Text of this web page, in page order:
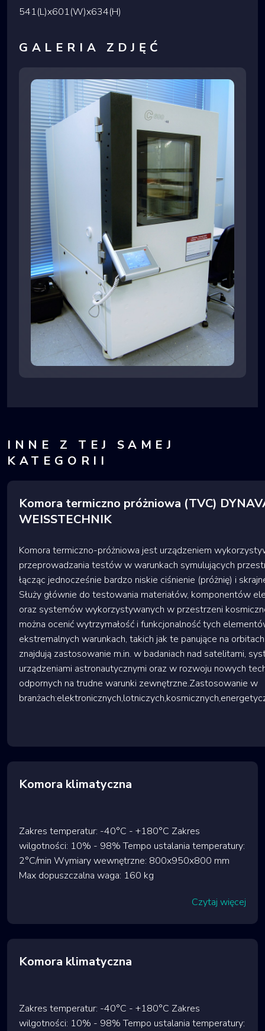
541(L)x601(W)x634(H)
GALERIA ZDJĘĆ
INNE Z TEJ SAMEJ
KATEGORII
Komora termiczno próżniowa (TVC)
WEISSTECHNIK
Komora termiczno-próżniowa jest urządzeniem
przeprowadzania testów w warunkach symulujących
łącząc jednocześnie bardzo niskie ciśnienie (próżnię) i
Służy głównie do testowania materiałów, komponentów
oraz systemów wykorzystywanych w przestrzeni
można ocenić wytrzymałość i funkcjonalność tych
ekstremalnych warunkach, takich jak te panujące na
znajdują zastosowanie m.in. w badaniach nad satelitami,
urządzeniami astronautycznymi oraz w rozwoju nowych
odpornych na trudne warunki zewnętrzne.Zastosowanie w
Komora klimatyczna
Zakres temperatur: -40°C - +180°C Zakres
wilgotności: 10% - 98% Tempo ustalania temperatury:
2°C/min Wymiary wewnętrzne: 800x950x800 mm
Max dopuszczalna waga: 160 kg
Czytaj więcej
Komora klimatyczna
Zakres temperatur: -40°C - +180°C Zakres
wilgotności: 10% - 98% Tempo ustalania temperatury: